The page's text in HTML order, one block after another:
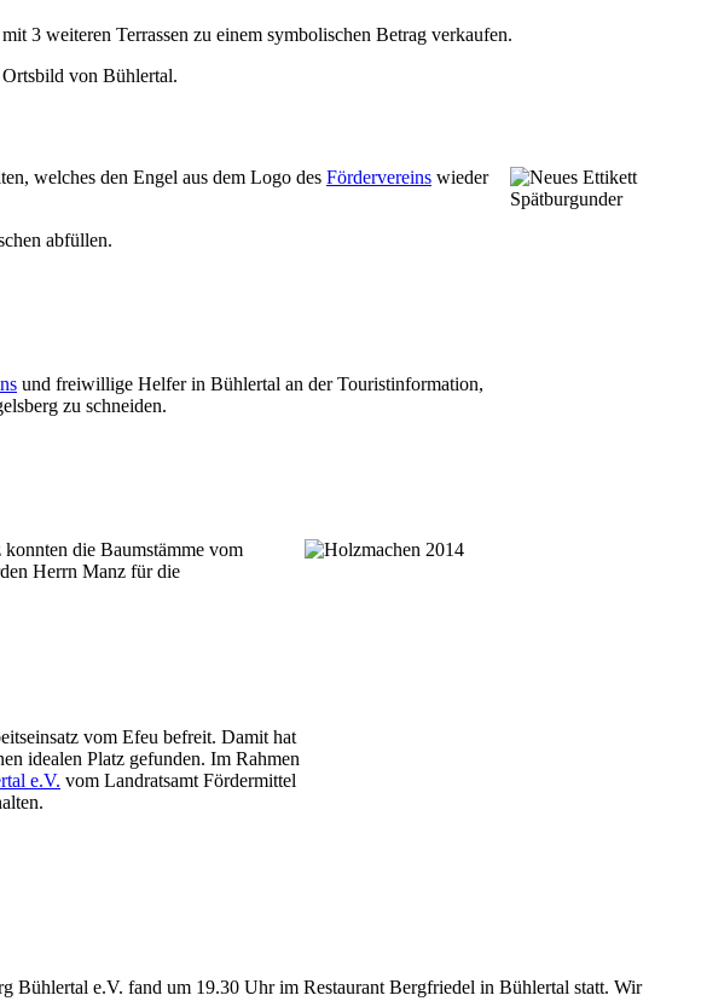
3 weiteren Terrassen zu einem symbolischen Betrag verkaufen.
Ortsbild von Bühlertal.
welches den Engel aus dem Logo des Fördervereins wieder
abfüllen.
und freiwillige Helfer in Bühlertal an der Touristinformation,
zu schneiden.
die Baumstämme vom
Herrn Manz für die
vom Efeu befreit. Damit hat
idealen Platz gefunden. Im Rahmen
e.V. vom Landratsamt Fördermittel
Bühlertal e.V. fand um 19.30 Uhr im Restaurant Bergfriedel in Bühlertal statt. Wir